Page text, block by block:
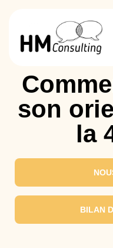
son
la
BILAN